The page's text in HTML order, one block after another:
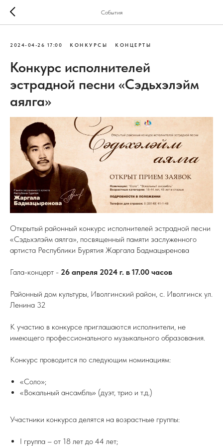
События
2024-04-26 17:00 КОНКУРСЫ КОНЦЕРТЫ
Конкурс исполнителей
эстрадной песни «Сэдьхэлэйм
аялга»
Открытый районный конкурс исполнителей эстрадной песни
«Сэдьхэлэйм аялга», посвященный памяти заслуженного
артиста Республики Бурятия Жаргала Бадмацыренова
Гала-концерт - 26 апреля 2024 г. в 17.00 часов
Районный дом культуры, Иволгинский район, с. Иволгинск ул.
Ленина 32
К участию в конкурсе приглашаются исполнители, не
имеющего профессионального музыкального образования.
Конкурс проводится по следующим номинациям:
«Соло»;
«Вокальный ансамбль» (дуэт, трио и т.д.)
Участники конкурса делятся на возрастные группы:
I группа – от 18 лет до 44 лет;